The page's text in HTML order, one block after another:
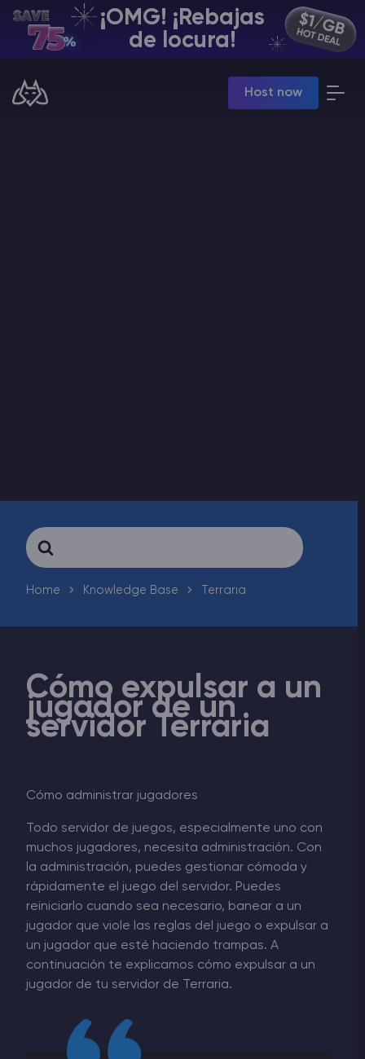
¡OMG! ¡Rebajas
de locura!
Host now
ES | USD
Manage your servers & payments
Search
For
Home Knowledge Base Terraria
Cómo expulsar a un
jugador de un
servidor Terraria
Cómo administrar jugadores
Todo servidor de juegos, especialmente uno con
muchos jugadores, necesita administración. Con
la administración, puedes gestionar cómoda y
rápidamente el juego del servidor. Puedes
reiniciarlo cuando sea necesario, banear a un
jugador que viole las reglas del juego o expulsar a
un jugador que esté haciendo trampas. A
continuación te explicamos cómo expulsar a un
jugador de tu servidor de Terraria.